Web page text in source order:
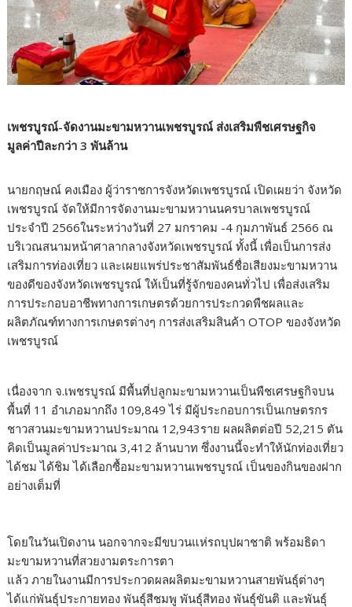
เพชรบูรณ์-จัดงานมะขามหวานเพชรบูรณ์ ส่งเสริมพืชเศรษฐกิจ
มูลค่าปีละกว่า 3 พันล้าน
นายกฤษณ์ คงเมือง ผู้ว่าราชการจังหวัดเพชรบูรณ์ เปิดเผยว่า จังหวัด
เพชรบูรณ์ จัดให้มีการจัดงานมะขามหวานนครบาลเพชรบูรณ์
ประจำปี 2566ในระหว่างวันที่ 27 มกราคม -4 กุมภาพันธ์ 2566 ณ
บริเวณสนามหน้าศาลากลางจังหวัดเพชรบูรณ์ ทั้งนี้ เพื่อเป็นการส่ง
เสริมการท่องเที่ยว และเผยแพร่ประชาสัมพันธ์ชื่อเสียงมะขามหวาน
ของดีของจังหวัดเพชรบูรณ์ ให้เป็นที่รู้จักของคนทั่วไป เพื่อส่งเสริม
การประกอบอาชีพทางการเกษตรด้วยการประกวดพืชผลและ
ผลิตภัณฑ์ทางการเกษตรต่างๆ การส่งเสริมสินค้า OTOP ของจังหวัด
เพชรบูรณ์
เนื่องจาก จ.เพชรบูรณ์ มีพื้นที่ปลูกมะขามหวานเป็นพืชเศรษฐกิจบน
พื้นที่ 11 อำเภอมากถึง 109,849 ไร่ มีผู้ประกอบการเป็นเกษตรกร
ชาวสวนมะขามหวานประมาณ 12,943ราย ผลผลิตต่อปี 52,215 ตัน
คิดเป็นมูลค่าประมาณ 3,412 ล้านบาท ซึ่งงานนี้จะทำให้นักท่องเที่ยว
ได้ชม ได้ชิม ได้เลือกซื้อมะขามหวานเพชรบูรณ์ เป็นของกินของฝาก
อย่างเต็มที่
โดยในวันเปิดงาน นอกจากจะมีขบวนแห่รถบุปผาชาติ พร้อมธิดา
มะขามหวานที่สวยงามตระการตา
แล้ว ภายในงานมีการประกวดผลผลิตมะขามหวานสายพันธุ์ต่างๆ
ได้แก่พันธุ์ประกายทอง พันธุ์สีชมพู พันธุ์สีทอง พันธุ์ขันติ และพันธุ์